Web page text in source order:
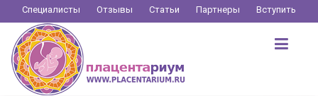
Перейти
к
содержимому
Специалисты Отзывы Статьи Партнеры Вступить